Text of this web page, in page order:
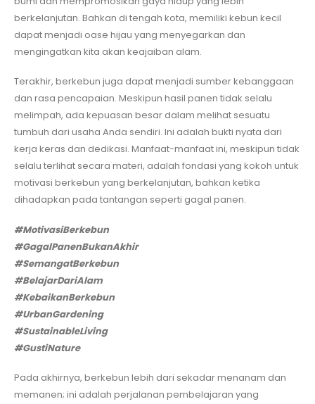
berkelanjutan. Bahkan di tengah kota, memiliki kebun kecil
dapat menjadi oase hijau yang menyegarkan dan
mengingatkan kita akan keajaiban alam.
Terakhir, berkebun juga dapat menjadi sumber kebanggaan
dan rasa pencapaian. Meskipun hasil panen tidak selalu
melimpah, ada kepuasan besar dalam melihat sesuatu
tumbuh dari usaha Anda sendiri. Ini adalah bukti nyata dari
kerja keras dan dedikasi. Manfaat-manfaat ini, meskipun tidak
selalu terlihat secara materi, adalah fondasi yang kokoh untuk
motivasi berkebun yang berkelanjutan, bahkan ketika
dihadapkan pada tantangan seperti gagal panen.
#MotivasiBerkebun
#GagalPanenBukanAkhir
#SemangatBerkebun
#BelajarDariAlam
#KebaikanBerkebun
#UrbanGardening
#SustainableLiving
#GustiNature
Pada akhirnya, berkebun lebih dari sekadar menanam dan
memanen; ini adalah perjalanan pembelajaran yang